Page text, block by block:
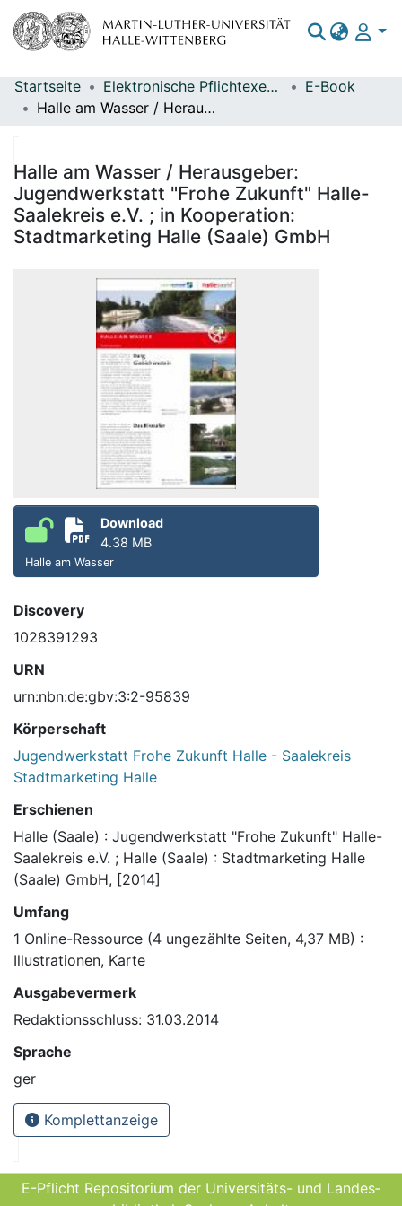
Bereiche & Sammlungen
Statistiken
Startseite Elektronische Pflichtexemplare
E-Book
Halle am Wasser / Herausgeber: Jugendwerkstatt "Frohe Zukunft" Halle-Saalekreis e.V. ; in Kooperation: Stadtmarketing Halle (Saale) GmbH
Halle am Wasser / Herausgeber:
Jugendwerkstatt "Frohe Zukunft" Halle-
Saalekreis e.V. ; in Kooperation:
Stadtmarketing Halle (Saale) GmbH
Download
4.38 MB
Halle am Wasser
Discovery
1028391293
URN
urn:nbn:de:gbv:3:2-95839
Körperschaft
Jugendwerkstatt Frohe Zukunft Halle - Saalekreis
Stadtmarketing Halle
Erschienen
Halle (Saale) : Jugendwerkstatt "Frohe Zukunft" Halle-
Saalekreis e.V. ; Halle (Saale) : Stadtmarketing Halle
(Saale) GmbH, [2014]
Umfang
1 Online-Ressource (4 ungezählte Seiten, 4,37 MB) :
Illustrationen, Karte
Ausgabevermerk
Redaktionsschluss: 31.03.2014
Sprache
ger
Komplettanzeige
E-Pflicht Repositorium der Universitäts- und Landes­